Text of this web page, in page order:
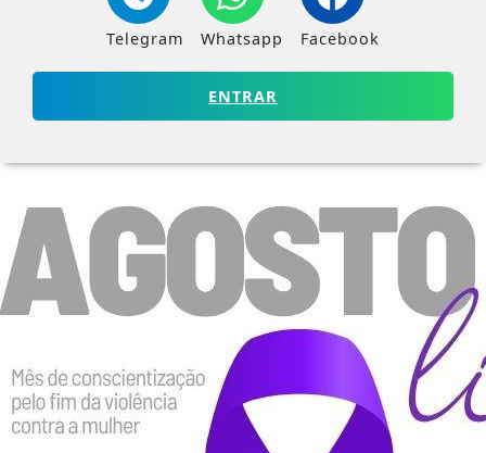
Telegram Whatsapp Facebook
ENTRAR